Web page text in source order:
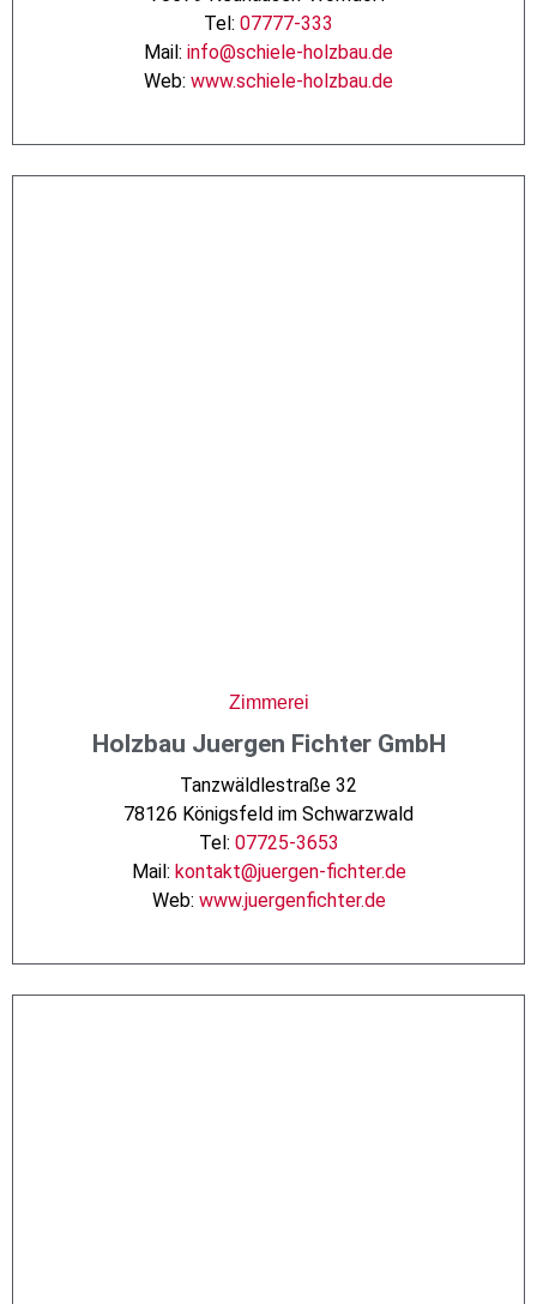
Tel: 07777-333
Mail: info@schiele-holzbau.de
Web: www.schiele-holzbau.de
Zimmerei
Holzbau Juergen Fichter GmbH
Tanzwäldlestraße 32
78126 Königsfeld im Schwarzwald
Tel: 07725-3653
Mail: kontakt@juergen-fichter.de
Web: www.juergenfichter.de